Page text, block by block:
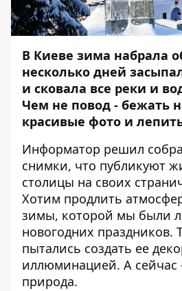
В Киеве зима набрала
несколько дней
и сковала все реки и
Чем не повод - бежать
красивые фото и
Информатор решил
снимки, что публикуют
столицы на своих
Хотим продлить
зимы, которой мы были
новогодних праздников.
пытались создать ее
иллюминацией. А сейчас
природа.